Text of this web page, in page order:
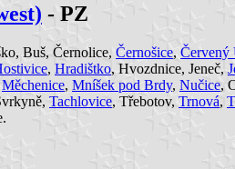
- PZ
Buš, Černolice, Černošice, Červený
, Hradištko, Hvozdnice, Jeneč,
Měchenice, Mníšek pod Brdy, Nučice,
Tachlovice, Třebotov, Trnová,